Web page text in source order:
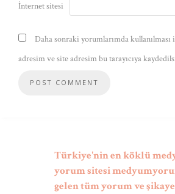
İnternet sitesi
Daha sonraki yorumlarımda kullanılması
adresim ve site adresim bu tarayıcıya
Türkiye'nin en köklü
yorum sitesi
gelen tüm yorum ve